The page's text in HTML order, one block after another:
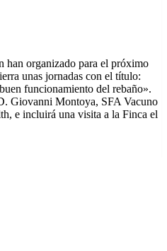
organizado para el próximo
unas jornadas con el título:
funcionamiento del rebaño».
Giovanni Montoya, SFA Vacuno
e incluirá una visita a la Finca el